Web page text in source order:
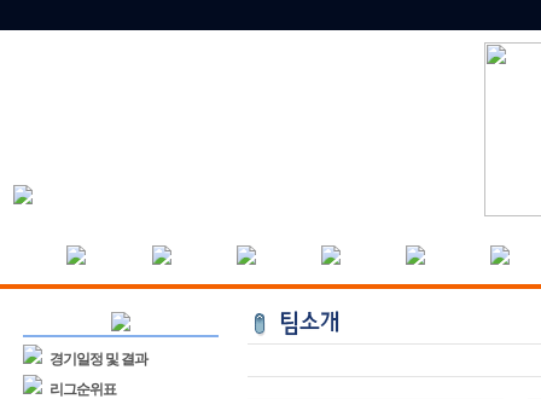
경기일정 및 결과
리그순위표